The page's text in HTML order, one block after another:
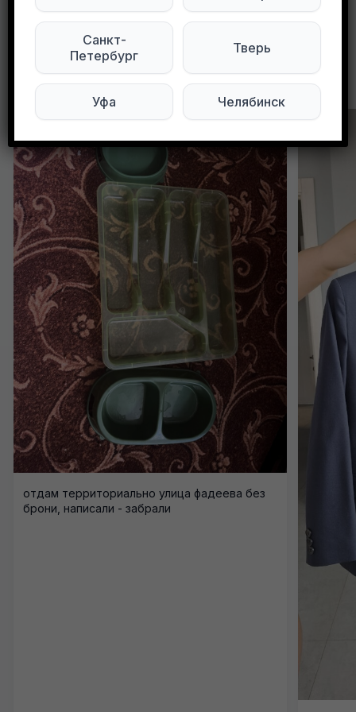
Другие объявления в этом городе
отдам территориально улица фадеева без
брони, написали - забрали
Санкт-
Петербург
Тверь
Уфа Челябинск